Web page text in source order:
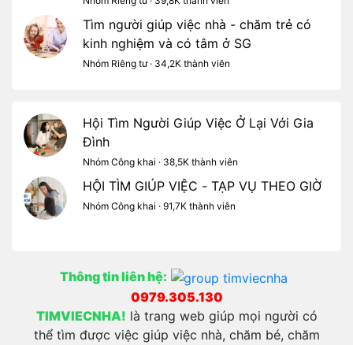
Tìm người giúp việc nhà - chăm trẻ có
kinh nghiệm và có tâm ở SG
Nhóm Riêng tư · 34,2K thành viên
Hội Tìm Người Giúp Việc Ở Lại Với Gia
Đình
Nhóm Công khai · 38,5K thành viên
HỘI TÌM GIÚP VIỆC - TẠP VỤ THEO GIỜ
Nhóm Công khai · 91,7K thành viên
Thông tin liên hệ:
0979.305.130
TIMVIECNHA! là trang web giúp mọi người có
thể tìm được việc giúp việc nhà, chăm bé, chăm